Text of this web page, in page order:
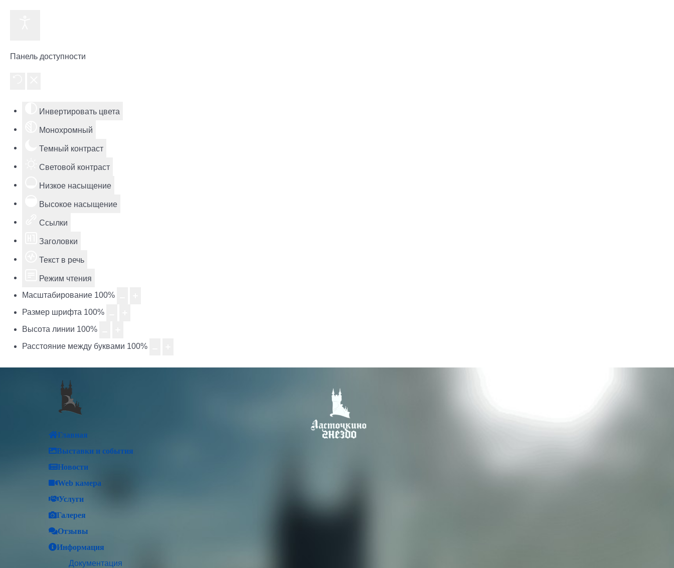
Панель доступности
Инвертировать цвета
Монохромный
Темный контраст
Световой контраст
Низкое насыщение
Высокое насыщение
Ссылки
Заголовки
Текст в речь
Режим чтения
Масштабирование 100%
Размер шрифта 100%
Высота линии 100%
Расстояние между буквами 100%
Главная
Выставки и события
Новости
Web камера
Услуги
Галерея
Отзывы
Информация
Документация